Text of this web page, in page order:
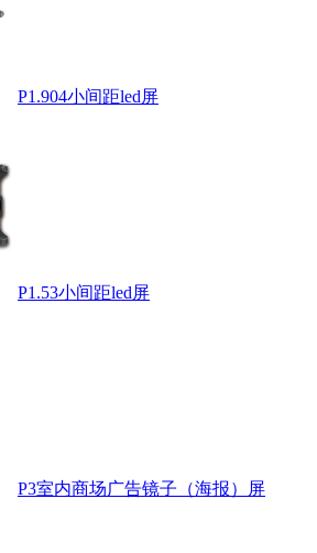
P1.904小间距led屏
P1.53小间距led屏
P3室内商场广告镜子（海报）屏